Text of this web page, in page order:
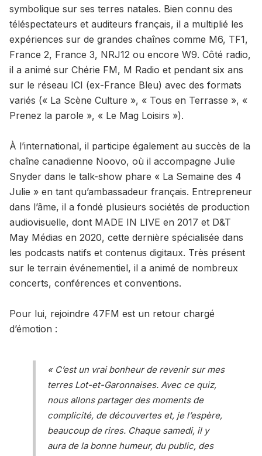
symbolique sur ses terres natales. Bien connu des
téléspectateurs et auditeurs français, il a multiplié les
expériences sur de grandes chaînes comme M6, TF1,
France 2, France 3, NRJ12 ou encore W9. Côté radio,
il a animé sur Chérie FM, M Radio et pendant six ans
sur le réseau ICI (ex-France Bleu) avec des formats
variés (« La Scène Culture », « Tous en Terrasse », «
Prenez la parole », « Le Mag Loisirs »).
À l’international, il participe également au succès de la
chaîne canadienne Noovo, où il accompagne Julie
Snyder dans le talk-show phare « La Semaine des 4
Julie » en tant qu’ambassadeur français. Entrepreneur
dans l’âme, il a fondé plusieurs sociétés de production
audiovisuelle, dont MADE IN LIVE en 2017 et D&T
May Médias en 2020, cette dernière spécialisée dans
les podcasts natifs et contenus digitaux. Très présent
sur le terrain événementiel, il a animé de nombreux
concerts, conférences et conventions.
Pour lui, rejoindre 47FM est un retour chargé
d’émotion :
« C’est un vrai bonheur de revenir sur mes
terres Lot-et-Garonnaises. Avec ce quiz,
nous allons partager des moments de
complicité, de découvertes et, je l’espère,
beaucoup de rires. Chaque samedi, il y
aura de la bonne humeur, du public, des